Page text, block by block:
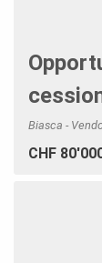
Biasca -
CHF